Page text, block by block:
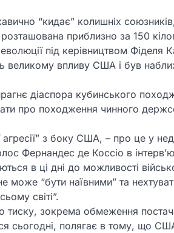
“кидає” колишніх
приблизно за 150
під керівництвом Фіделя
великому впливу США і був
діаспора кубинського
про походження чинного
з боку США, – про це у
Фернандес де Коссіо в
в ці дні до можливості
може “бути наївними” та
світі”.
тиску, зокрема обмеження
сьогодні, полягає в тому, що